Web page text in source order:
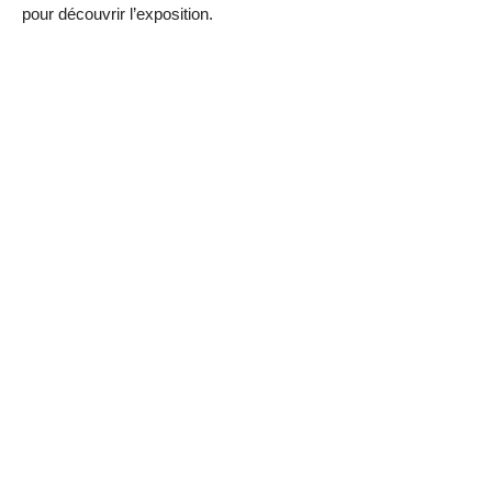
pour découvrir l’exposition.